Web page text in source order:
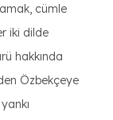
cümle
iki dilde
hakkında
Özbekçeye